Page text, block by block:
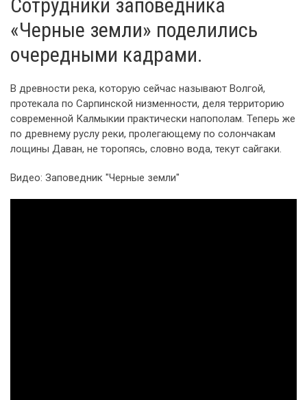
Сотрудники заповедника
«Черные земли» поделились
очередными кадрами.
В древности река, которую сейчас называют Волгой,
протекала по Сарпинской низменности, деля территорию
современной Калмыкии практически напополам. Теперь же
по древнему руслу реки, пролегающему по солончакам
лощины Даван, не торопясь, словно вода, текут сайгаки.
Видео: Заповедник "Черные земли"